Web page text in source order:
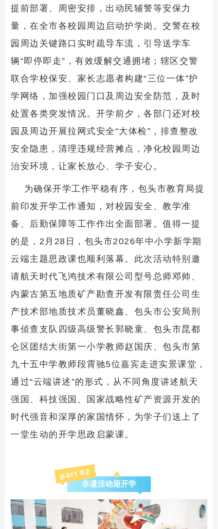
提前部署、周密安排，出动民辅警等安保力
量，在全市各校园周边启动护学岗。交警在校
园周边关键路口实时疏导车流，引导送学车
辆“即停即走”，有效缓解交通拥堵；辖区交警
联合学校保安、家长志愿者构建“三位一体”护
学网络，加强校园门口及周边安全防范，及时
处置各类突发情况。开学前夕，各部门还对校
园及周边开展拉网式安全“大体检”，排查整改
安全隐患，清理违规经营摊点，净化校园周边
治安环境，让家长放心、学子安心。
为确保开学工作平稳有序，包头市教育局提
前印发开学工作通知，对校园安全、教学准
备、后勤保障等工作作出全面部署。值得一提
的是，2月28日，包头市2026年中小学新学期
云端主题思政课也顺利落幕。此次活动特别邀
请航天时代飞鸿技术有限公司型号总师邓帅、
内蒙古第五地质矿产勘查开发有限责任公司生
产技术部地质技术员董晓鑫、包头市公安局刑
事侦查支队四级高级警长郭晓童、包头市昆都
仑区团结大街第一小学教师赵国庆、包头市第
九十五中学教师段霄驰5位嘉宾走进实景课堂，
通过“云端讲述”的形式，从不同角度讲述航天
强国、科技强国、国家战略性矿产资源开发的
时代强音和深厚的家国情怀，为学子们送上了
一堂生动的开学思政启蒙课。
part 02
非遗活动迎开学